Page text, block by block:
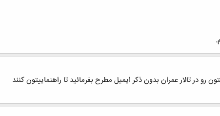
در تالار عمران بدون ذکر ایمیل مطرح بفرمائید تا راهنماییتون کنند